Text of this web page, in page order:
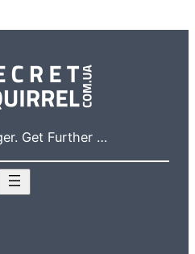
Get Further …